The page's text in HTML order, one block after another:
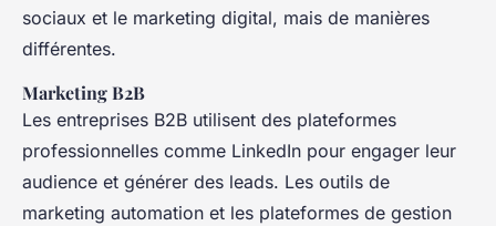
sociaux et le marketing digital, mais de manières
différentes.
Marketing B2B
Les entreprises B2B utilisent des plateformes
professionnelles comme LinkedIn pour engager leur
audience et générer des leads. Les outils de
marketing automation et les plateformes de gestion